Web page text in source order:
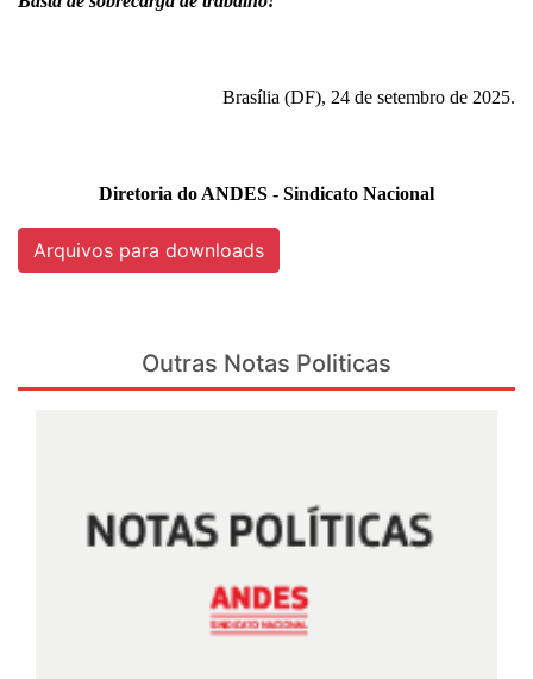
Brasília (DF), 24 de setembro de 2025.
Diretoria do ANDES - Sindicato Nacional
Arquivos para downloads
Outras Notas Politicas